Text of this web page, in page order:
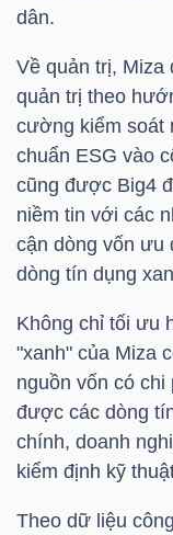
dân.
Về quản trị, Miza
quản trị theo
cường kiểm soát
chuẩn ESG vào
cũng được Big4
niềm tin với các
cận dòng vốn ưu
dòng tín dụng
Không chỉ tối ưu
"xanh" của Miza
nguồn vốn có
được các dòng
chính, doanh
kiểm định kỹ
Theo dữ liệu
CÔNG
NGHỆ
THÔNG
TIN
DỊCH
VỤ
TRUYỀN
THÔNG